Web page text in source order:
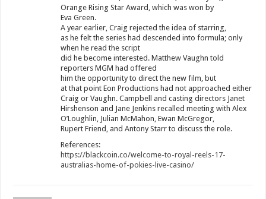
Orange Rising Star Award, which was won by
Eva Green.
A year earlier, Craig rejected the idea of starring,
as he felt the series had descended into formula; only
when he read the script
did he become interested. Matthew Vaughn told
reporters MGM had offered
him the opportunity to direct the new film, but
at that point Eon Productions had not approached either
Craig or Vaughn. Campbell and casting directors Janet
Hirshenson and Jane Jenkins recalled meeting with Alex
O’Loughlin, Julian McMahon, Ewan McGregor,
Rupert Friend, and Antony Starr to discuss the role.
References:
https://blackcoin.co/welcome-to-royal-reels-17-
australias-home-of-pokies-live-casino/